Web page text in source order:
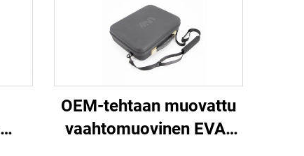
OEM-tehtaan muovattu
vaahtomuovinen EVA-